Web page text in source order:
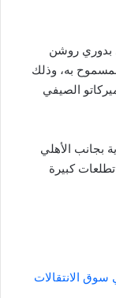
بدوري روشن
به، وذلك
الصيفي
بجانب الأهلي
كبيرة
سوق الانتقالات